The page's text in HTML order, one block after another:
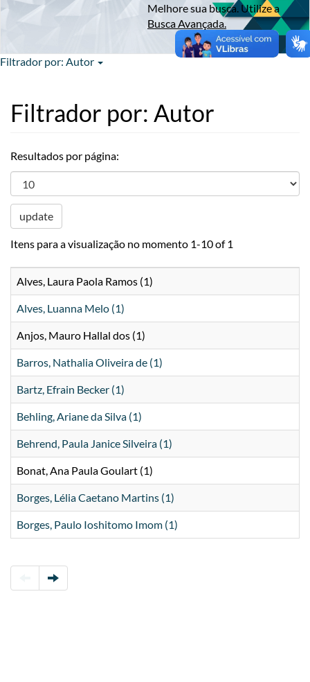
Melhore sua busca. Utilize a
Busca Avançada.
Filtrador por: Autor
Filtrador por: Autor
Resultados por página:
update
Itens para a visualização no momento 1-10 of 1
Alves, Laura Paola Ramos (1)
Alves, Luanna Melo (1)
Anjos, Mauro Hallal dos (1)
Barros, Nathalia Oliveira de (1)
Bartz, Efrain Becker (1)
Behling, Ariane da Silva (1)
Behrend, Paula Janice Silveira (1)
Bonat, Ana Paula Goulart (1)
Borges, Lélia Caetano Martins (1)
Borges, Paulo Ioshitomo Imom (1)